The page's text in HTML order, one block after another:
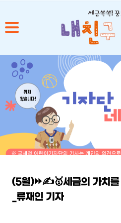
(5월)⏩✍🥇세금의 가치를
_류재인 기자